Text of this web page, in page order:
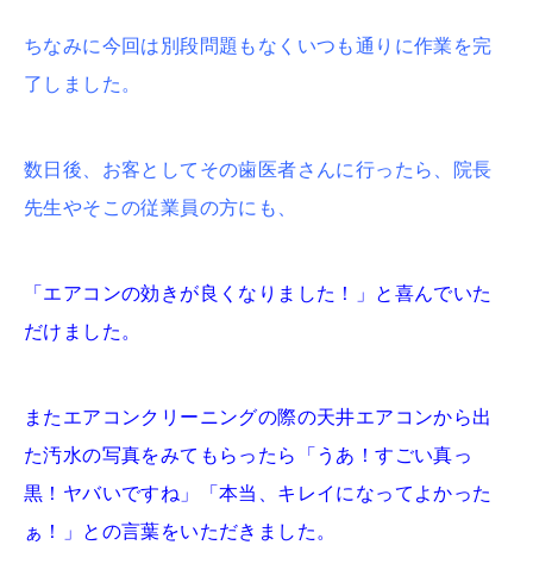
ちなみに今回は別段問題もなくいつも通りに作業を完
了しました。
数日後、お客としてその歯医者さんに行ったら、院長
先生やそこの従業員の方にも、
「エアコンの効きが良くなりました！」と喜んでいた
だけました。
またエアコンクリーニングの際の天井エアコンから出
た汚水の写真をみてもらったら「うあ！すごい真っ
黒！ヤバいですね」「本当、キレイになってよかった
ぁ！」との言葉をいただきました。